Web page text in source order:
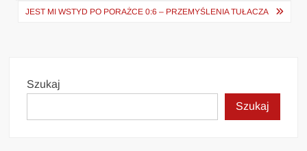
JEST MI WSTYD PO PORAŻCE 0:6 – PRZEMYŚLENIA TUŁACZA
Szukaj
Szukaj